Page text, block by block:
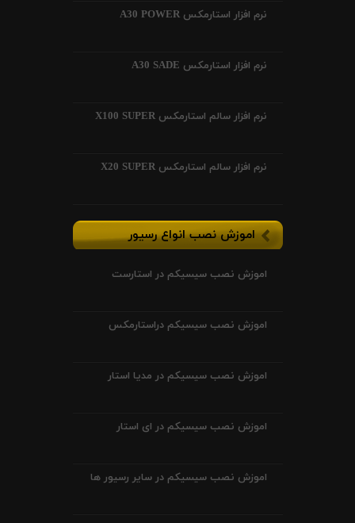
نرم افزار استارمکس A30 POWER
نرم افزار استارمکس A30 SADE
نرم افزار سالم استارمکس X100 SUPER
نرم افزار سالم استارمکس X20 SUPER
اموزش نصب انواع رسیور
اموزش نصب سیسیکم در استارست
اموزش نصب سیسیکم دراستارمکس
اموزش نصب سیسیکم در مدیا استار
اموزش نصب سیسیکم در ای استار
اموزش نصب سیسیکم در سایر رسیور ها